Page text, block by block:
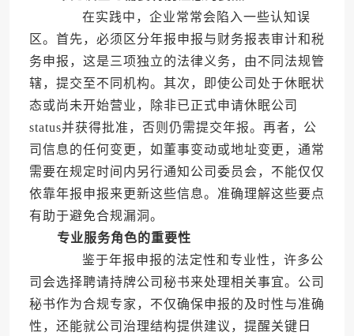
在实践中，企业常常会陷入一些认知误
区。首先，必须区分年报申报与财务报表审计和税
务申报，这是三项独立的法律义务，由不同法规管
辖，提交至不同机构。其次，即使公司处于休眠状
态或尚未开始营业，除非已正式申请休眠公司
status并获得批准，否则仍需提交年报。再者，公
司信息的任何变更，如董事变动或地址变更，通常
需要在规定时间内另行通知公司委员会，不能仅仅
依靠年报申报来更新这些信息。准确理解这些要点
有助于避免合规漏洞。
专业服务角色的重要性
鉴于年报申报的法定性和专业性，许多公
司会选择聘请持牌公司秘书来处理相关事宜。公司
秘书作为合规专家，不仅确保申报的及时性与准确
性，还能就公司治理结构提供建议，提醒关键日